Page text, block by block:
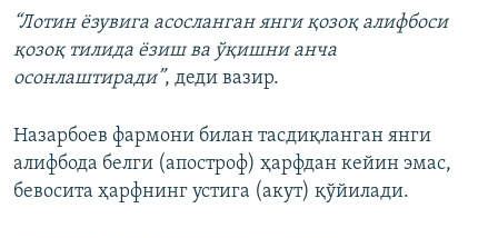
“Лотин ёзувига асосланган янги қозоқ алифбоси
қозоқ тилида ёзиш ва ўқишни анча
осонлаштиради”, деди вазир.
Назарбоев фармони билан тасдиқланган янги
алифбода белги (апостроф) ҳарфдан кейин эмас,
бевосита ҳарфнинг устига (акут) қўйилади.